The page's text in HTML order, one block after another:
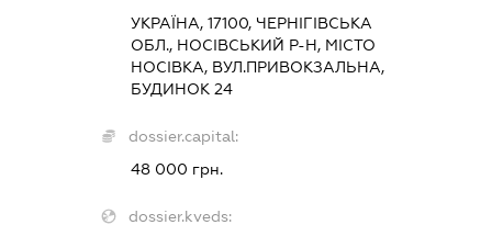
УКРАЇНА, 17100, ЧЕРНІГІВСЬКА
ОБЛ., НОСІВСЬКИЙ Р-Н, МІСТО
НОСІВКА, ВУЛ.ПРИВОКЗАЛЬНА,
БУДИНОК 24
dossier.capital:
48 000 грн.
dossier.kveds: